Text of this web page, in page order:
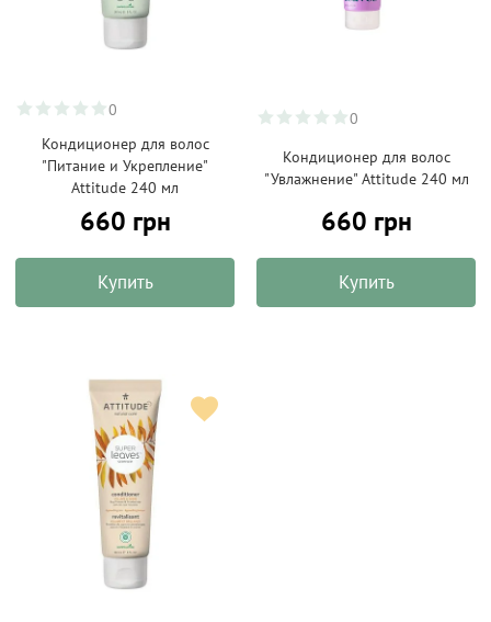
0
Кондиционер для волос
"Питание и Укрепление"
Attitude 240 мл
660 грн
Купить
0
Кондиционер для волос
"Увлажнение" Attitude 240 мл
660 грн
Купить